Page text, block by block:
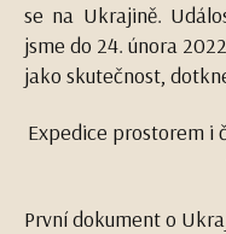
se na Ukrajině.
jsme do 24. února
jako skutečnost,
Expedice prostorem i
První dokument o